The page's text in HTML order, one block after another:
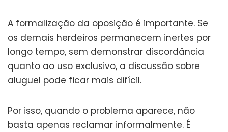
A formalização da oposição é importante. Se
os demais herdeiros permanecem inertes por
longo tempo, sem demonstrar discordância
quanto ao uso exclusivo, a discussão sobre
aluguel pode ficar mais difícil.
Por isso, quando o problema aparece, não
basta apenas reclamar informalmente. É